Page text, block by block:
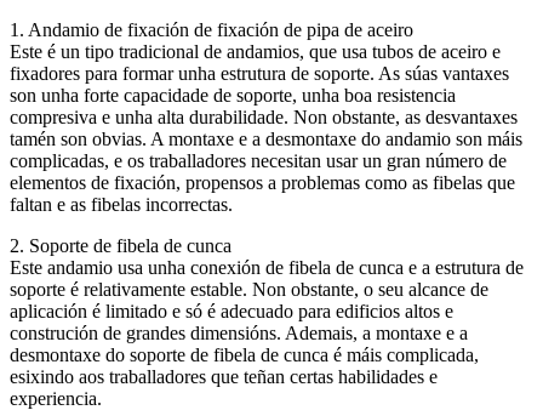
1. Andamio de fixación de fixación de pipa de aceiro
Este é un tipo tradicional de andamios, que usa tubos de aceiro e
fixadores para formar unha estrutura de soporte. As súas vantaxes
son unha forte capacidade de soporte, unha boa resistencia
compresiva e unha alta durabilidade. Non obstante, as desvantaxes
tamén son obvias. A montaxe e a desmontaxe do andamio son máis
complicadas, e os traballadores necesitan usar un gran número de
elementos de fixación, propensos a problemas como as fibelas que
faltan e as fibelas incorrectas.
2. Soporte de fibela de cunca
Este andamio usa unha conexión de fibela de cunca e a estrutura de
soporte é relativamente estable. Non obstante, o seu alcance de
aplicación é limitado e só é adecuado para edificios altos e
construción de grandes dimensións. Ademais, a montaxe e a
desmontaxe do soporte de fibela de cunca é máis complicada,
esixindo aos traballadores que teñan certas habilidades e
experiencia.